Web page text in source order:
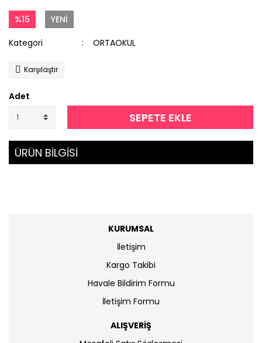
%15 YENİ
Kategori ORTAOKUL
Karşılaştır
Adet
SEPETE EKLE
ÜRÜN BİLGİSİ
KURUMSAL
İletişim
Kargo Takibi
Havale Bildirim Formu
İletişim Formu
ALIŞVERİŞ